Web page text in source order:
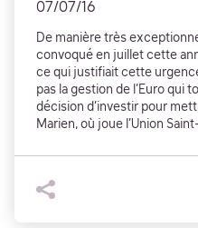
07/07/16
De manière très
convoqué en juillet cette
ce qui justifiait cette
pas la gestion de l’Euro qui
décision d’investir pour
Marien, où joue l’Union